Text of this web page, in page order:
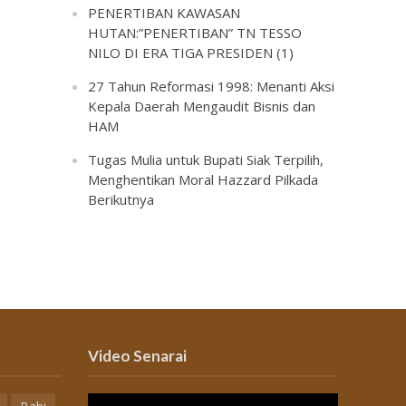
PENERTIBAN KAWASAN
HUTAN:”PENERTIBAN” TN TESSO
NILO DI ERA TIGA PRESIDEN (1)
27 Tahun Reformasi 1998: Menanti Aksi
Kepala Daerah Mengaudit Bisnis dan
HAM
Tugas Mulia untuk Bupati Siak Terpilih,
Menghentikan Moral Hazzard Pilkada
Berikutnya
Video Senarai